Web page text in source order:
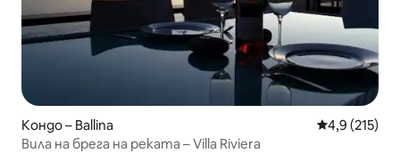
Кондо – Ballina Средна
4,9 (215)
Вила на брега на реката – Villa Riviera